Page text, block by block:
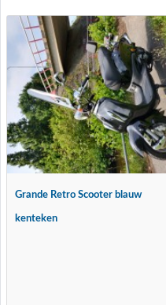
Grande Retro Scooter blauw
kenteken